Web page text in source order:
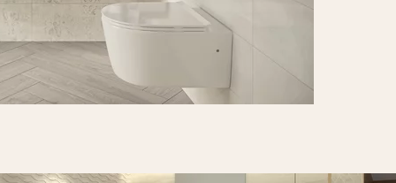
Silence silver ściana
carpet dekor rekt.
PŁYTKA ŚCIENNA
silver ściana
rekt. połysk
PŁYTKA ŚCIENNA
75 X 25 CM